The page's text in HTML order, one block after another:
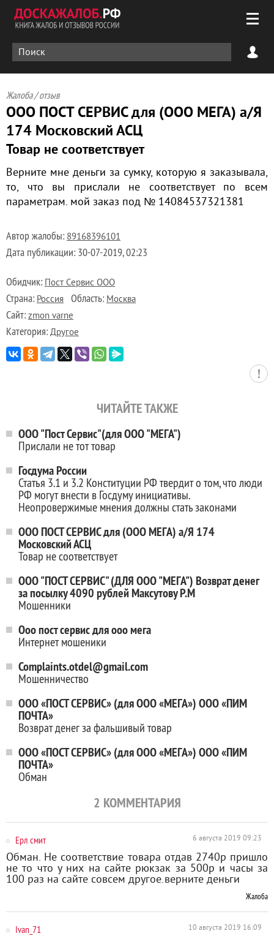
Жалоба / отзыв
ООО ПОСТ СЕРВИС для (ООО МЕГА) а/Я
174 Московский АСЦ
Товар не соответствует
Верните мне деньги за сумку, которую я заказывала,
то, что вы прислали не соответствует по всем
параметрам. мой заказ под № 14084537321381
Автор жалобы: 89168396101
Дата публикации: 30-07-2019, 02:23
Обидчик: Пост Сервис ООО
Страна: Россия Область: Москва
Сайт: zmon varne
Категория: Другое
ЧИТАЙТЕ ТАКЖЕ
ООО "Пост Сервис"(для ООО "МЕГА")
Прислали не тот товар
Госдума России
Статья 3.1 и 3.2 Конституции РФ твердит о том, что люди
РФ могут внести в Госдуму инициативы.
Неопровержимые мнения должны стать законами
ООО ПОСТ СЕРВИС для (ООО МЕГА) а/Я 174
Московский АСЦ
Товар не соответствует
ООО "ПОСТ СЕРВИС" (ДЛЯ ООО "МЕГА") Возврат денег
за посылку 4090 рублей Максутову Р.М
Мошенники
Ооо пост сервис для ооо мега
Интернет мошеники
Complaints.otdel@gmail.com
Мошенничество
ООО «ПОСТ СЕРВИС» (для ООО «МЕГА») ООО «ПИМ
ПОЧТА»
Возврат денег за фальшивый товар
ООО «ПОСТ СЕРВИС» (для ООО «МЕГА») ООО «ПИМ
ПОЧТА»
Обман
2 КОММЕНТАРИЯ
Ерл смит 6 августа 2019 09:23
Обман. Не соответствие товара отдав 2740р пришло
не то что у них на сайте рюкзак за 500р и часы за
100 раз на сайте совсем другое.верните деньги
Жалоба
Ivan_71 10 августа 2019 16:09